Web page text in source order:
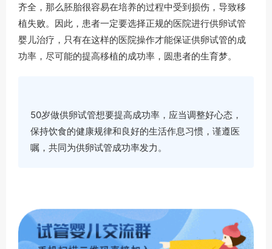
齐全，那么胚胎很容易在培养的过程中受到损伤，导致移
植失败。因此，患者一定要选择正规的医院进行供卵试管
婴儿治疗，只有在这样的医院操作才能保证供卵试管的成
功率，尽可能的提高移植的成功率，圆患者的生育梦。
50岁做供卵试管想要提高成功率，应当调整好心态，
保持饮食的健康规律和良好的生活作息习惯，谨遵医
嘱，共同为供卵试管成功率发力。